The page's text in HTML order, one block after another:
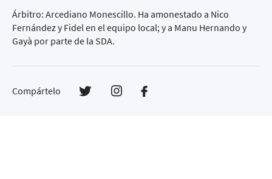
Árbitro: Arcediano Monescillo. Ha amonestado a Nico
Fernández y Fidel en el equipo local; y a Manu Hernando y
Gayà por parte de la SDA.
Compártelo